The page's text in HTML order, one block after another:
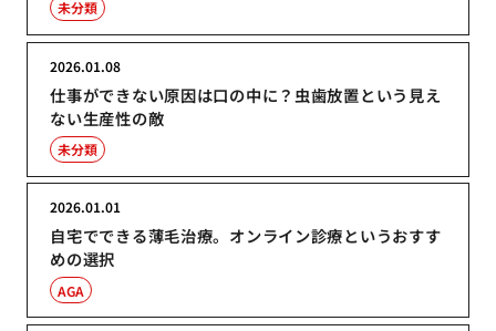
未分類
仕事ができない原因は口の中に？虫歯放置という見え
ない生産性の敵
2026.01.08
未分類
自宅でできる薄毛治療。オンライン診療というおすす
めの選択
2026.01.01
AGA